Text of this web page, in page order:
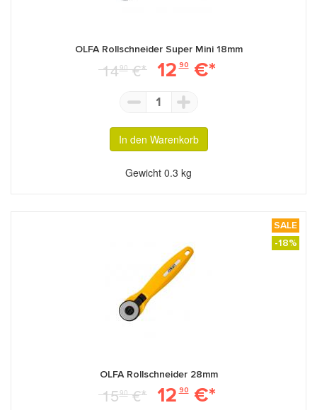
OLFA Rollschneider Super Mini 18mm
1490€* 12 90€*
1
In den Warenkorb
Gewicht 0.3 kg
SALE
-18%
OLFA Rollschneider 28mm
1590€* 12 90€*